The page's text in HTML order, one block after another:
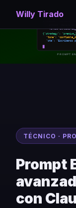
Willy Tirado
--format
{"strategy":
"tone":
"cta": "Escribenos
PROMPT
TÉCNICO ·
Prompt
con